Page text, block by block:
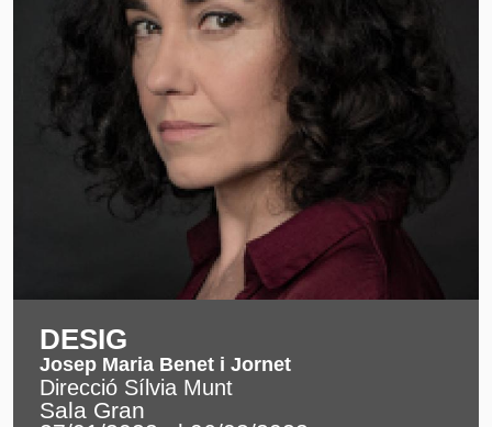
DESIG
Josep Maria Benet i Jornet
Direcció Sílvia Munt
Sala Gran